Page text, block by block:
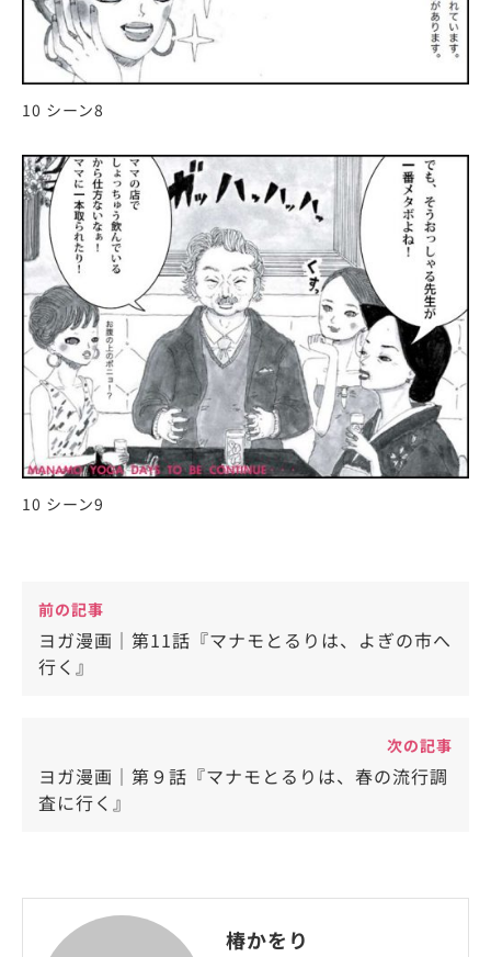
10 シーン8
10 シーン9
前の記事
ヨガ漫画｜第11話『マナモとるりは、よぎの市へ
行く』
次の記事
ヨガ漫画｜第９話『マナモとるりは、春の流行調
査に行く』
椿かをり